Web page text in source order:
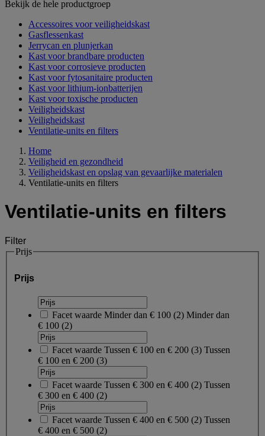
Bekijk de hele productgroep
Accessoires voor veiligheidskast
Gasflessenkast
Jerrycan en plunjerkan
Kast voor brandbare producten
Kast voor corrosieve producten
Kast voor fytosanitaire producten
Kast voor lithium-ionbatterijen
Kast voor toxische producten
Veiligheidskast
Veiligheidskast
Ventilatie-units en filters
Home
Veiligheid en gezondheid
Veiligheidskast en opslag van gevaarlijke materialen
Ventilatie-units en filters
Ventilatie-units en filters
Filter
Prijs
Prijs
Facet waarde Minder dan € 100 (2) Minder dan
€ 100 (2)
Facet waarde Tussen € 100 en € 200 (3) Tussen
€ 100 en € 200 (3)
Facet waarde Tussen € 300 en € 400 (2) Tussen
€ 300 en € 400 (2)
Facet waarde Tussen € 400 en € 500 (2) Tussen
€ 400 en € 500 (2)